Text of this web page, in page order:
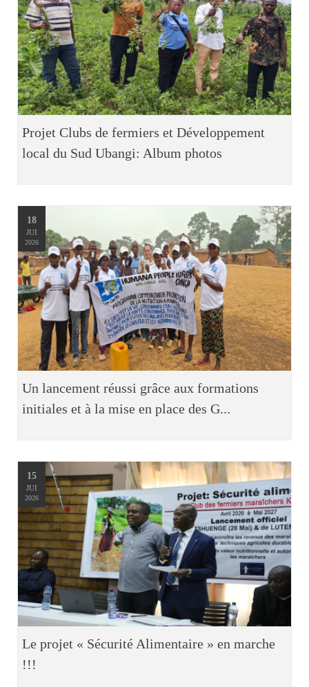
Projet Clubs de fermiers et Développement
local du Sud Ubangi: Album photos
18
JUI
2026
Un lancement réussi grâce aux formations
initiales et à la mise en place des G...
15
JUI
2026
Le projet « Sécurité Alimentaire » en marche
!!!